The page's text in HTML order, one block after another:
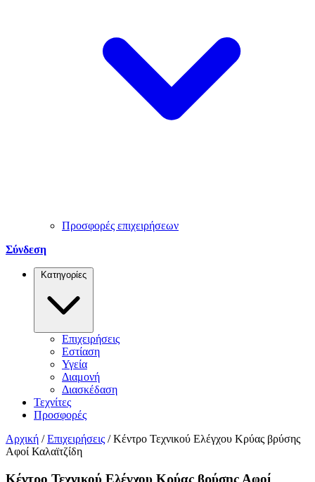
Προσφορές επιχειρήσεων
Σύνδεση
Κατηγορίες
Επιχειρήσεις
Εστίαση
Υγεία
Διαμονή
Διασκέδαση
Τεχνίτες
Προσφορές
Αρχική / Επιχειρήσεις / Κέντρο Τεχνικού Ελέγχου Κρύας βρύσης
Αφοί Καλαϊτζίδη
Κέντρο Τεχνικού Ελέγχου Κρύας βρύσης Αφοί